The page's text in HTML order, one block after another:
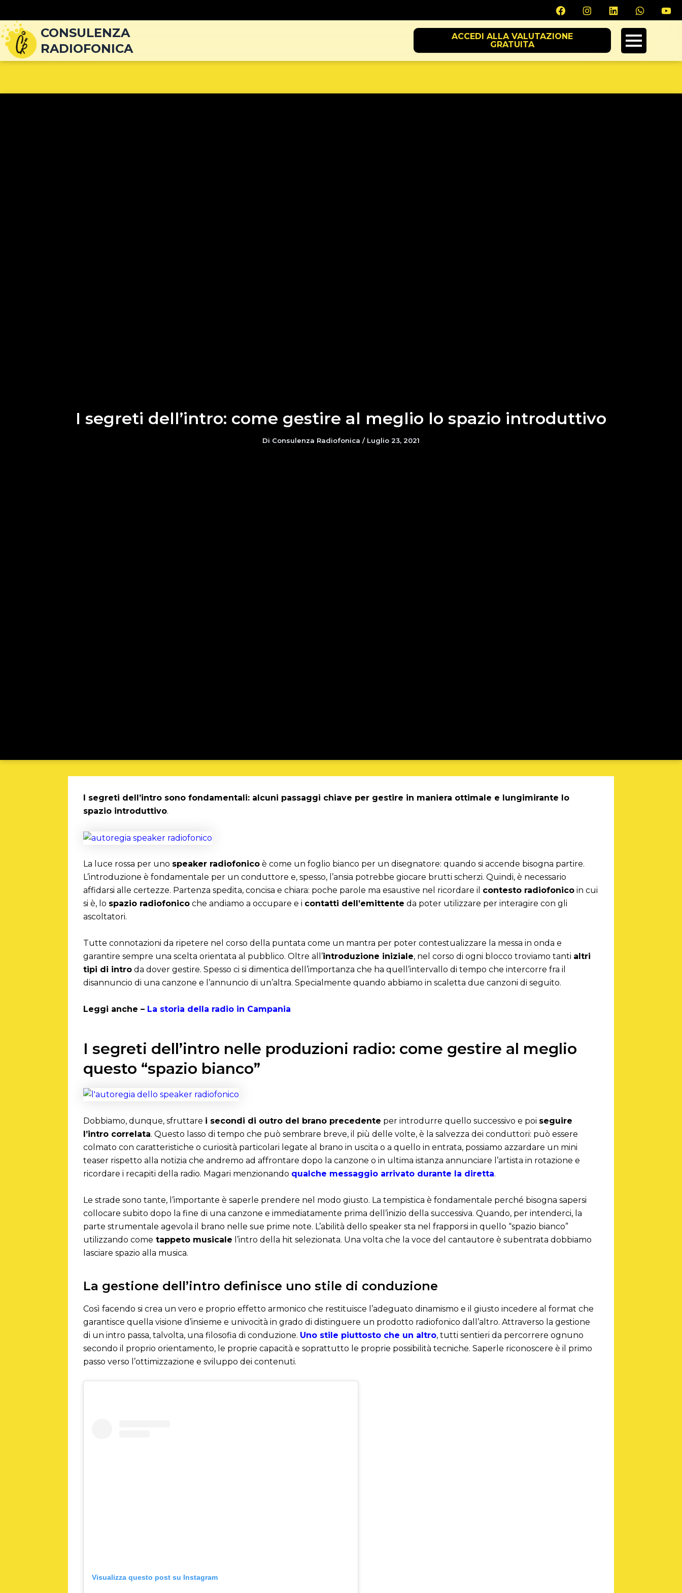
CONSULENZA
RADIOFONICA
ACCEDI ALLA VALUTAZIONE
GRATUITA
I segreti dell’intro: come gestire al meglio lo spazio introduttivo
Di Consulenza Radiofonica / Luglio 23, 2021
I segreti dell’intro sono fondamentali: alcuni passaggi chiave per gestire in maniera ottimale e lungimirante lo
spazio introduttivo.
La luce rossa per uno speaker radiofonico è come un foglio bianco per un disegnatore: quando si accende bisogna partire.
L’introduzione è fondamentale per un conduttore e, spesso, l’ansia potrebbe giocare brutti scherzi. Quindi, è necessario
affidarsi alle certezze. Partenza spedita, concisa e chiara: poche parole ma esaustive nel ricordare il contesto radiofonico in cui
si è, lo spazio radiofonico che andiamo a occupare e i contatti dell’emittente da poter utilizzare per interagire con gli
ascoltatori.
Tutte connotazioni da ripetere nel corso della puntata come un mantra per poter contestualizzare la messa in onda e
garantire sempre una scelta orientata al pubblico. Oltre all’introduzione iniziale, nel corso di ogni blocco troviamo tanti altri
tipi di intro da dover gestire. Spesso ci si dimentica dell’importanza che ha quell’intervallo di tempo che intercorre fra il
disannuncio di una canzone e l’annuncio di un’altra. Specialmente quando abbiamo in scaletta due canzoni di seguito.
Leggi anche – La storia della radio in Campania
I segreti dell’intro nelle produzioni radio: come gestire al meglio
questo “spazio bianco”
Dobbiamo, dunque, sfruttare i secondi di outro del brano precedente per introdurre quello successivo e poi seguire
l’intro correlata. Questo lasso di tempo che può sembrare breve, il più delle volte, è la salvezza dei conduttori: può essere
colmato con caratteristiche o curiosità particolari legate al brano in uscita o a quello in entrata, possiamo azzardare un mini
teaser rispetto alla notizia che andremo ad affrontare dopo la canzone o in ultima istanza annunciare l’artista in rotazione e
ricordare i recapiti della radio. Magari menzionando qualche messaggio arrivato durante la diretta.
Le strade sono tante, l’importante è saperle prendere nel modo giusto. La tempistica è fondamentale perché bisogna sapersi
collocare subito dopo la fine di una canzone e immediatamente prima dell’inizio della successiva. Quando, per intenderci, la
parte strumentale agevola il brano nelle sue prime note. L’abilità dello speaker sta nel frapporsi in quello “spazio bianco”
utilizzando come tappeto musicale l’intro della hit selezionata. Una volta che la voce del cantautore è subentrata dobbiamo
lasciare spazio alla musica.
La gestione dell’intro definisce uno stile di conduzione
Così facendo si crea un vero e proprio effetto armonico che restituisce l’adeguato dinamismo e il giusto incedere al format che
garantisce quella visione d’insieme e univocità in grado di distinguere un prodotto radiofonico dall’altro. Attraverso la gestione
di un intro passa, talvolta, una filosofia di conduzione. Uno stile piuttosto che un altro, tutti sentieri da percorrere ognuno
secondo il proprio orientamento, le proprie capacità e soprattutto le proprie possibilità tecniche. Saperle riconoscere è il primo
passo verso l’ottimizzazione e sviluppo dei contenuti.
Visualizza questo post su Instagram
articoli